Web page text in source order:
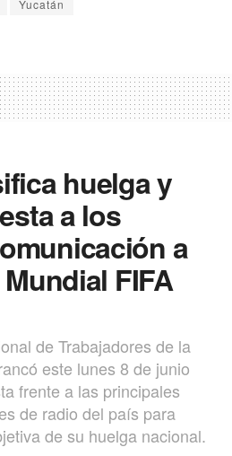
Yucatán
huelga y
a los
a
FIFA
de Trabajadores de la
este lunes 8 de junio
frente a las principales
de radio del país para
de su huelga nacional.